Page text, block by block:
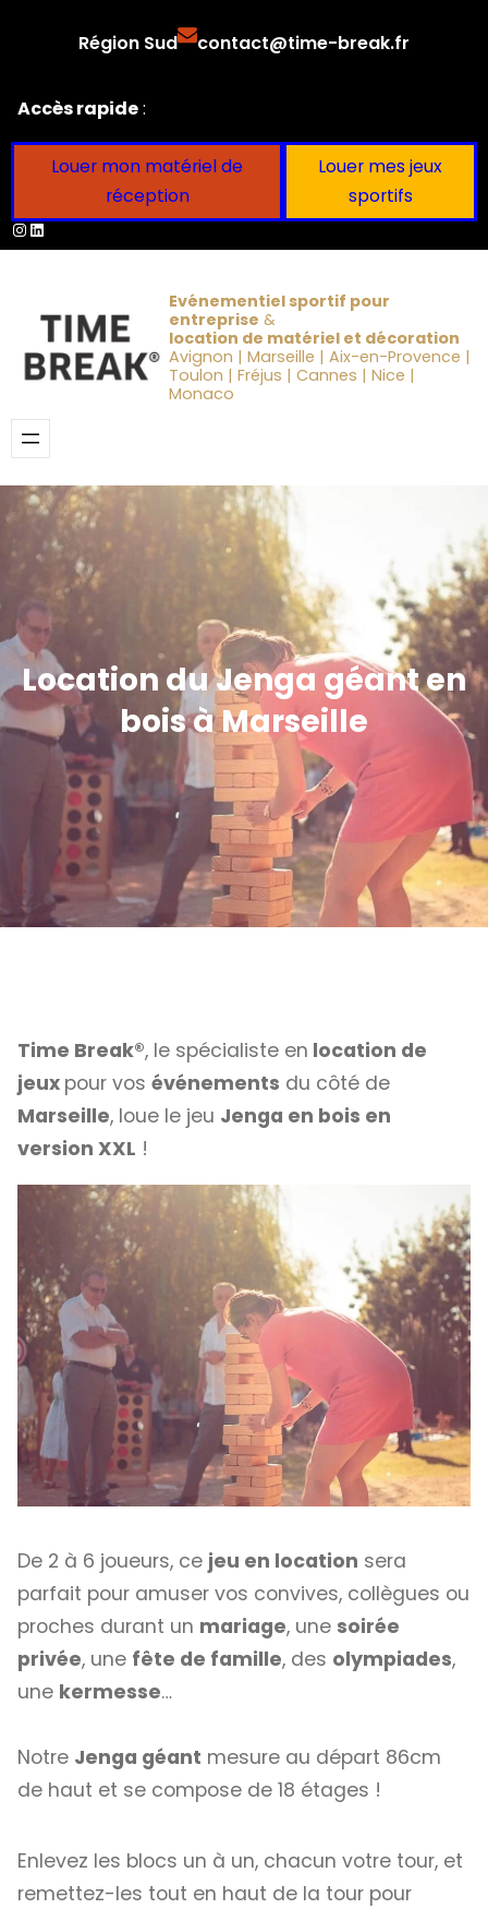
Région Sud contact@time-break.fr
Accès rapide:
Louer mon matériel de
réception
Louer mes jeux
sportifs
Instagram
LinkedIn
Evénementiel sportif pour
entreprise &
location de matériel et décoration
Avignon | Marseille | Aix-en-Provence |
Toulon | Fréjus | Cannes | Nice |
Monaco
Location du Jenga géant en
bois à Marseille
Time Break®, le spécialiste en location de
jeux pour vos événements du côté de
Marseille, loue le jeu Jenga en bois en
version XXL !
De 2 à 6 joueurs, ce jeu en location sera
parfait pour amuser vos convives, collègues ou
proches durant un mariage, une soirée
privée, une fête de famille, des olympiades,
une kermesse…
Notre Jenga géant mesure au départ 86cm
de haut et se compose de 18 étages !
Enlevez les blocs un à un, chacun votre tour, et
remettez-les tout en haut de la tour pour